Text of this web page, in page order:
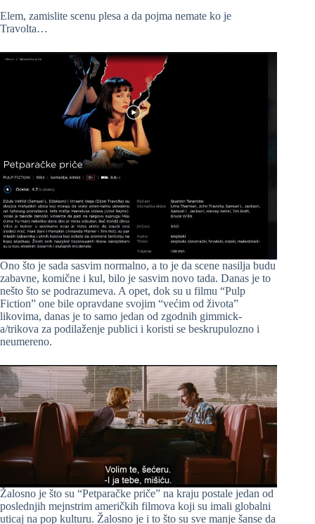
Elem, zamislite scenu plesa a da pojma nemate ko je
Travolta…
Ono što je sada sasvim normalno, a to je da scene nasilja budu
zabavne, komične i kul, bilo je sasvim novo tada. Danas je to
nešto što se podrazumeva. A opet, dok su u filmu “Pulp
Fiction” one bile opravdane svojim “većim od života”
likovima, danas je to samo jedan od zgodnih gimmick-
a/trikova za podilaženje publici i koristi se beskrupulozno i
neumereno.
Žalosno je što su “Petparačke priče” na kraju postale jedan od
poslednjih mejnstrim američkih filmova koji su imali globalni
uticaj na pop kulturu. Žalosno je i to što su sve manje šanse da